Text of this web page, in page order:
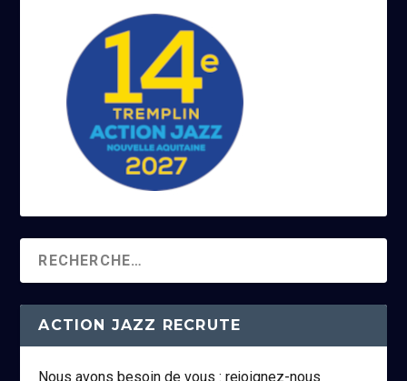
ACTION JAZZ RECRUTE
Nous avons besoin de vous : rejoignez-nous